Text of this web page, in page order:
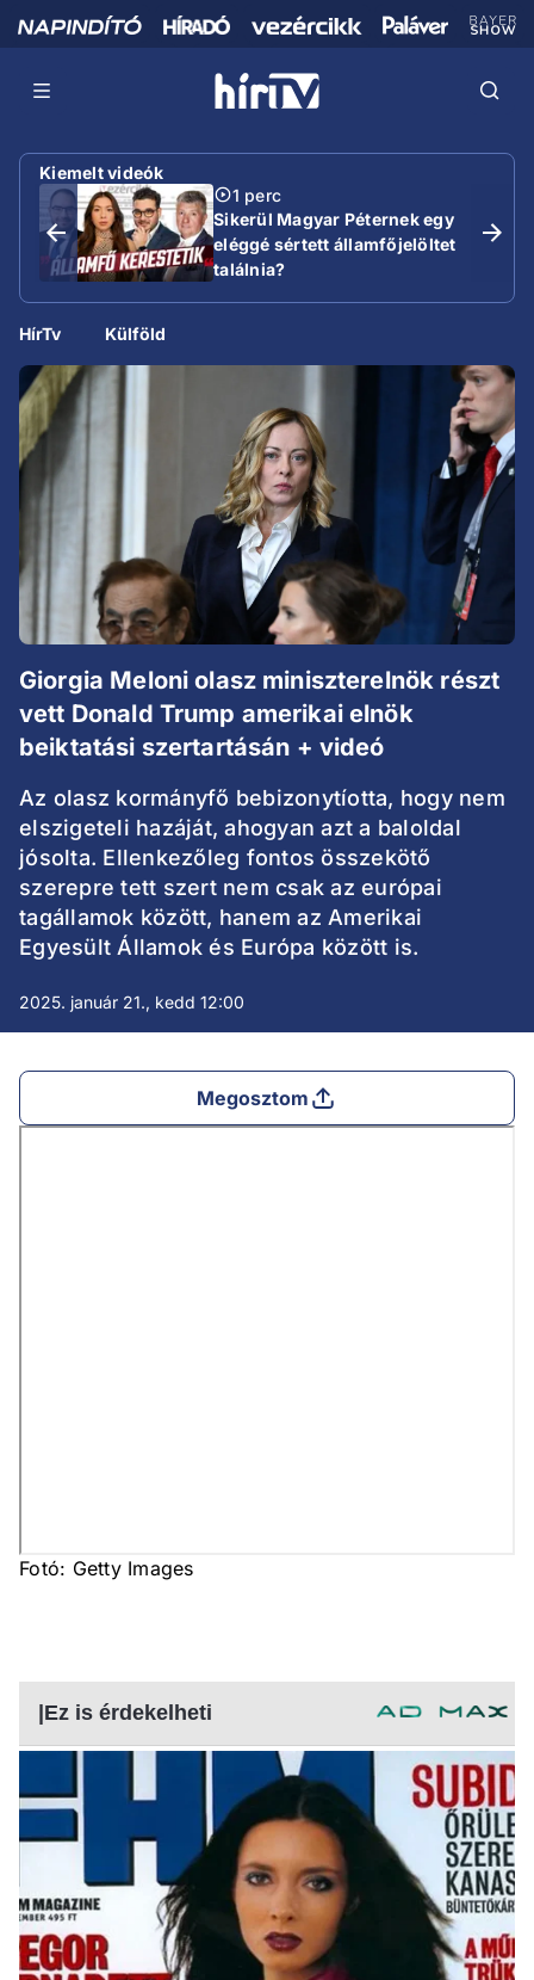
Kiemelt videók
1 perc
Sikerül Magyar Péternek egy
eléggé sértett államfőjelöltet
találnia?
HírTv Külföld
Giorgia Meloni olasz miniszterelnök részt
vett Donald Trump amerikai elnök
beiktatási szertartásán + videó
Az olasz kormányfő bebizonytíotta, hogy nem
elszigeteli hazáját, ahogyan azt a baloldal
jósolta. Ellenkezőleg fontos összekötő
szerepre tett szert nem csak az európai
tagállamok között, hanem az Amerikai
Egyesült Államok és Európa között is.
2025. január 21., kedd 12:00
Megosztom
Fotó: Getty Images